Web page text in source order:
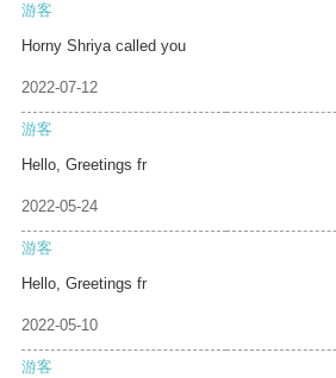
游客
Horny Shriya called you
2022-07-12
游客
Hello, Greetings fr
2022-05-24
游客
Hello, Greetings fr
2022-05-10
游客